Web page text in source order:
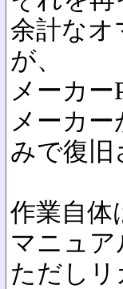
余計なオ
が、
メーカー
メーカ
みで復旧
作業自体
マニュ
ただしリ